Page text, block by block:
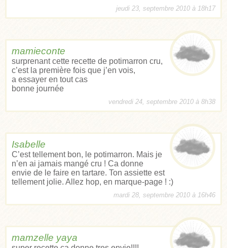
jeudi 23, septembre 2010 à 18h17
mamieconte
surprenant cette recette de potimarron cru,
c’est la première fois que j’en vois,
a essayer en tout cas
bonne journée
vendredi 24, septembre 2010 à 8h38
Isabelle
C’est tellement bon, le potimarron. Mais je
n’en ai jamais mangé cru ! Ca donne
envie de le faire en tartare. Ton assiette est
tellement jolie. Allez hop, en marque-page ! :)
mardi 28, septembre 2010 à 16h46
mamzelle yaya